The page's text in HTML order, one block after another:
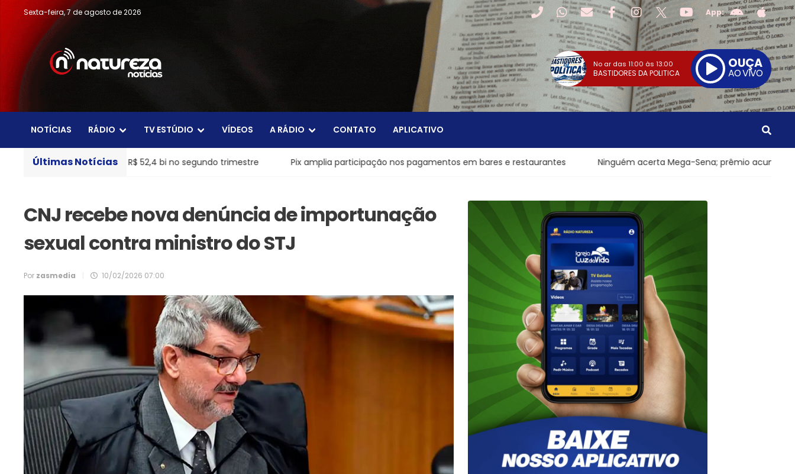
Sexta-feira, 7 de agosto de 2026 App:
No ar das 11:00 às 13:00
BASTIDORES DA POLITICA
OUÇA
AO VIVO
NOTÍCIAS RÁDIO TV ESTÚDIO VÍDEOS A RÁDIO CONTATO APLICATIVO
Últimas Notícias
líquido de R$ 52,4 bi no segundo trimestre Pix amplia participação nos pagamentos em bares e restaurantes Ninguém acerta Mega-Sena; prêmio acumula para R$ 165
CNJ recebe nova denúncia de importunação
sexual contra ministro do STJ
Por zasmedia 10/02/2026 07:00